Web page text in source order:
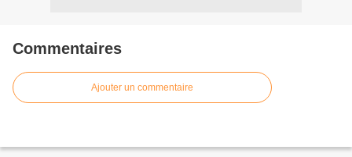
Commentaires
Ajouter un commentaire